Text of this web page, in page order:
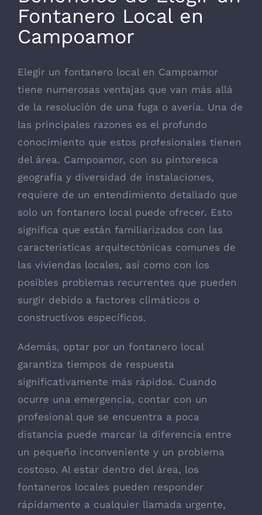
Fontanero Local en
Campoamor
Elegir un fontanero local en Campoamor
tiene numerosas ventajas que van más allá
de la resolución de una fuga o avería. Una de
las principales razones es el profundo
conocimiento que estos profesionales tienen
del área. Campoamor, con su pintoresca
geografía y diversidad de instalaciones,
requiere de un entendimiento detallado que
solo un fontanero local puede ofrecer. Esto
significa que están familiarizados con las
características arquitectónicas comunes de
las viviendas locales, así como con los
posibles problemas recurrentes que pueden
surgir debido a factores climáticos o
constructivos específicos.
Además, optar por un fontanero local
garantiza tiempos de respuesta
significativamente más rápidos. Cuando
ocurre una emergencia, contar con un
profesional que se encuentra a poca
distancia puede marcar la diferencia entre
un pequeño inconveniente y un problema
costoso. Al estar dentro del área, los
fontaneros locales pueden responder
rápidamente a cualquier llamada urgente,